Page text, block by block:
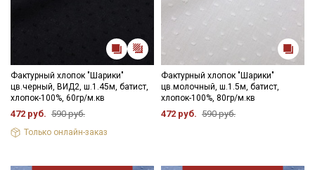
Фактурный хлопок "Шарики"
цв.черный, ВИД2, ш.1.45м, батист,
хлопок-100%, 60гр/м.кв
472 руб. 590 руб.
Только онлайн-заказ
Фактурный хлопок "Шарики"
цв.молочный, ш.1.5м, батист,
хлопок-100%, 80гр/м.кв
472 руб. 590 руб.